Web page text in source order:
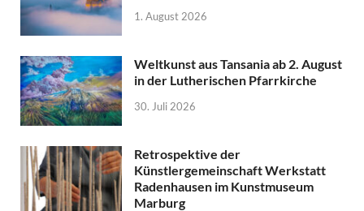
1. August 2026
Weltkunst aus Tansania ab 2. August
in der Lutherischen Pfarrkirche
30. Juli 2026
Retrospektive der
Künstlergemeinschaft Werkstatt
Radenhausen im Kunstmuseum
Marburg